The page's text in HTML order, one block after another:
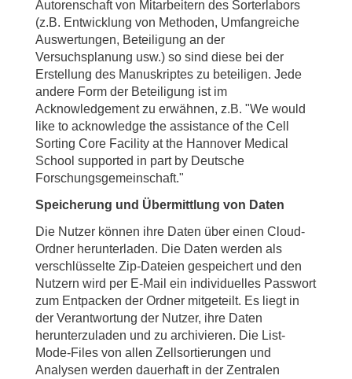
Autorenschaft von Mitarbeitern des Sorterlabors
(z.B. Entwicklung von Methoden, Umfangreiche
Auswertungen, Beteiligung an der
Versuchsplanung usw.) so sind diese bei der
Erstellung des Manuskriptes zu beteiligen. Jede
andere Form der Beteiligung ist im
Acknowledgement zu erwähnen, z.B. "We would
like to acknowledge the assistance of the Cell
Sorting Core Facility at the Hannover Medical
School supported in part by Deutsche
Forschungsgemeinschaft."
Speicherung und Übermittlung von Daten
Die Nutzer können ihre Daten über einen Cloud-
Ordner herunterladen. Die Daten werden als
verschlüsselte Zip-Dateien gespeichert und den
Nutzern wird per E-Mail ein individuelles Passwort
zum Entpacken der Ordner mitgeteilt. Es liegt in
der Verantwortung der Nutzer, ihre Daten
herunterzuladen und zu archivieren. Die List-
Mode-Files von allen Zellsortierungen und
Analysen werden dauerhaft in der Zentralen